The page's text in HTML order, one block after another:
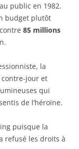
public en 1982.
budget plutôt
85 millions
la
jour et
qui
de l’héroïne.
puisque la
refusé les droits à